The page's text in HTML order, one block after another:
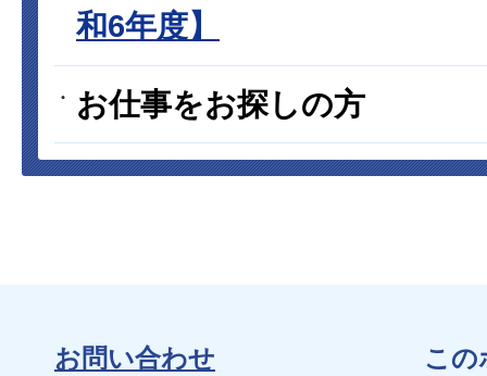
和6年度】
お仕事をお探しの方
お問い合わせ この